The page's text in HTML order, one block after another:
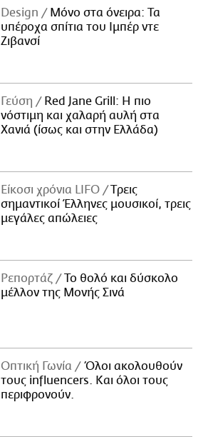
Design
Μόνο στα όνειρα: Τα
υπέροχα σπίτια του Ιμπέρ ντε
Ζιβανσί
Γεύση
Red Jane Grill: Η πιο
νόστιμη και χαλαρή αυλή στα
Χανιά (ίσως και στην Ελλάδα)
Είκοσι χρόνια LIFO
Tρεις
σημαντικοί Έλληνες μουσικοί, τρεις
μεγάλες απώλειες
Ρεπορτάζ
Το θολό και δύσκολο
μέλλον της Μονής Σινά
Οπτική Γωνία
Όλοι ακολουθούν
τους influencers. Και όλοι τους
περιφρονούν.